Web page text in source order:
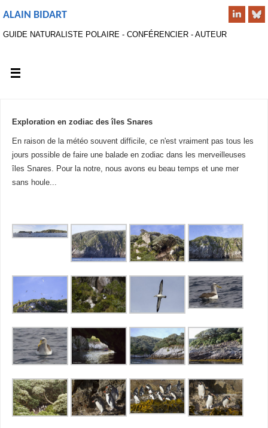
ALAIN BIDART
GUIDE NATURALISTE POLAIRE - CONFÉRENCIER - AUTEUR
Exploration en zodiac des îles Snares
En raison de la météo souvent difficile, ce n'est vraiment pas tous les
jours possible de faire une balade en zodiac dans les merveilleuses
îles Snares. Pour la notre, nous avons eu beau temps et une mer
sans houle...